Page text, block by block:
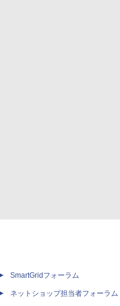
SmartGridフォーラム
ネットショップ担当者フォーラム